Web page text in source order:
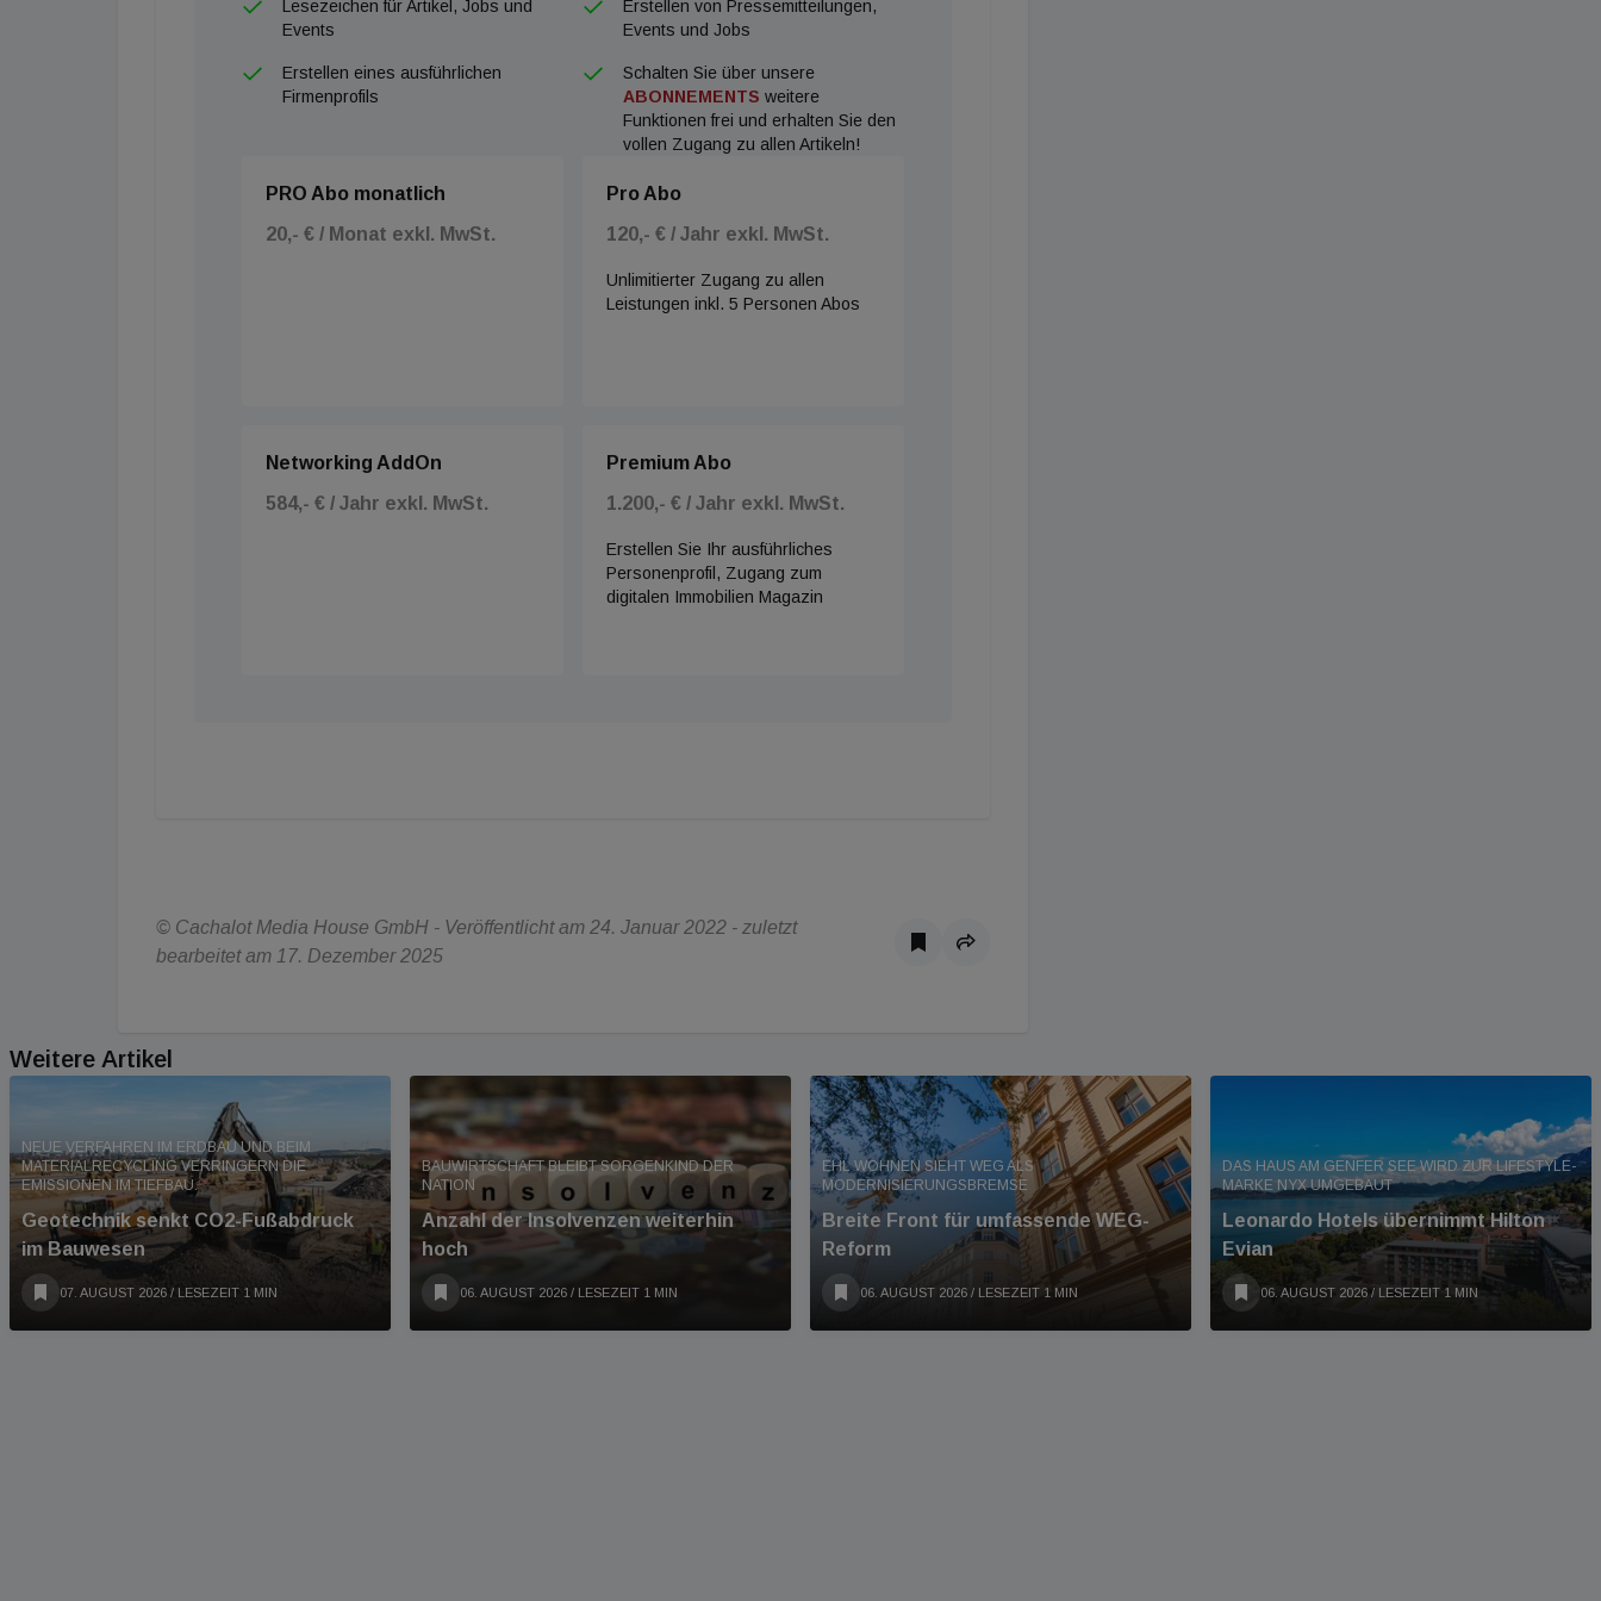
Lesezeichen für Artikel, Jobs und
Events
Erstellen von Pressemitteilungen,
Events und Jobs
Erstellen eines ausführlichen
Firmenprofils
Schalten Sie über unsere
ABONNEMENTS weitere
Funktionen frei und erhalten Sie den
vollen Zugang zu allen Artikeln!
PRO Abo monatlich
20,- € / Monat exkl. MwSt.
Pro Abo
120,- € / Jahr exkl. MwSt.
Unlimitierter Zugang zu allen
Leistungen inkl. 5 Personen Abos
Networking AddOn
584,- € / Jahr exkl. MwSt.
Premium Abo
1.200,- € / Jahr exkl. MwSt.
Erstellen Sie Ihr ausführliches
Personenprofil, Zugang zum
digitalen Immobilien Magazin
© Cachalot Media House GmbH - Veröffentlicht am 24. Januar 2022 - zuletzt
bearbeitet am 17. Dezember 2025
Weitere Artikel
NEUE VERFAHREN IM ERDBAU UND BEIM
MATERIALRECYCLING VERRINGERN DIE
EMISSIONEN IM TIEFBAU.
Geotechnik senkt CO2-Fußabdruck
im Bauwesen
07. AUGUST 2026 / LESEZEIT 1 MIN
BAUWIRTSCHAFT BLEIBT SORGENKIND DER
NATION
Anzahl der Insolvenzen weiterhin
hoch
06. AUGUST 2026 / LESEZEIT 1 MIN
EHL WOHNEN SIEHT WEG ALS
MODERNISIERUNGSBREMSE
Breite Front für umfassende WEG-
Reform
06. AUGUST 2026 / LESEZEIT 1 MIN
DAS HAUS AM GENFER SEE WIRD ZUR LIFESTYLE-
MARKE NYX UMGEBAUT
Leonardo Hotels übernimmt Hilton
Evian
06. AUGUST 2026 / LESEZEIT 1 MIN